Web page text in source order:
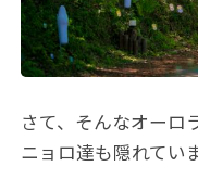
さて、そんなオーロ
ニョロ達も隠れてい